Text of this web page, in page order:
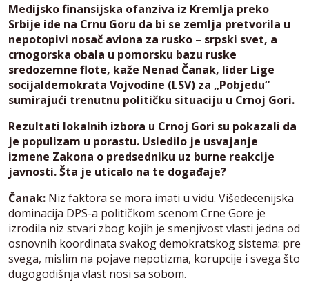
Medijsko finansijska ofanziva iz Kremlja preko
Srbije ide na Crnu Goru da bi se zemlja pretvorila u
nepotopivi nosač aviona za rusko – srpski svet, a
crnogorska obala u pomorsku bazu ruske
sredozemne flote, kaže Nenad Čanak, lider Lige
socijaldemokrata Vojvodine (LSV) za „Pobjedu“
sumirajući trenutnu političku situaciju u Crnoj Gori.
Rezultati lokalnih izbora u Crnoj Gori su pokazali da
je populizam u porastu. Usledilo je usvajanje
izmene Zakona o predsedniku uz burne reakcije
javnosti. Šta je uticalo na te događaje?
Čanak: Niz faktora se mora imati u vidu. Višedecenijska
dominacija DPS-a političkom scenom Crne Gore je
izrodila niz stvari zbog kojih je smenjivost vlasti jedna od
osnovnih koordinata svakog demokratskog sistema: pre
svega, mislim na pojave nepotizma, korupcije i svega što
dugogodišnja vlast nosi sa sobom.